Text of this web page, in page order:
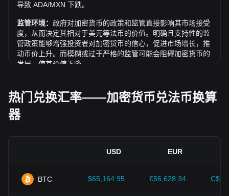
导致 ADA/MXN 下跌。
监管环境： 政府对加密货币的政策和监管直接影响其市场接受
度，从而决定其相对于美元等法币的价值。明确且支持性的监
管政策能够增强投资者对加密货币的信心，促进市场增长，推
动币价上升。而模糊或过于严格的监管可能会阻碍加密货币的
发展，使其价值下降。
经济增长等关键指标）对法币价值起决定性作用，并间接影响
ADA/MXN 的汇率。例如：高通胀可能会削弱市场对法币的信
任，促使投资者寻求比特币等加密资产作为避险工具，进而推
高其价格。
性的提升，都为比特币等加密货币的价值增长提供了强有力的
投资者需深入了解这些因素，以避免做出错误决策。在综合考
热门兑换汇率——加密货币兑法币换算
器
USD EUR
BTC $65,164.95 €56,628.34